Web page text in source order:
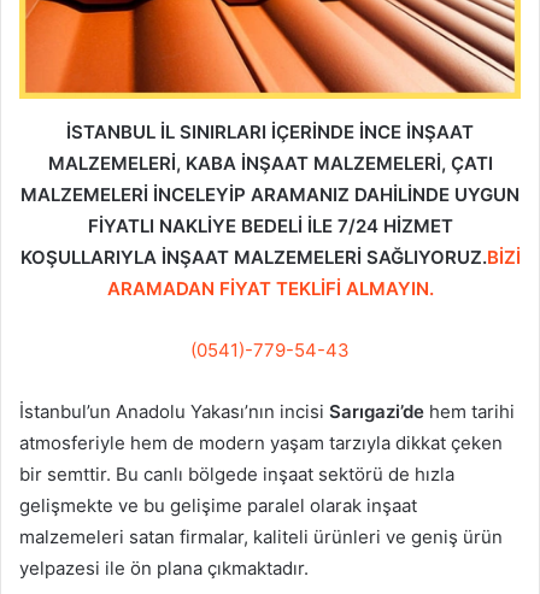
İSTANBUL İL SINIRLARI İÇERİNDE İNCE İNŞAAT
MALZEMELERİ, KABA İNŞAAT MALZEMELERİ, ÇATI
MALZEMELERİ İNCELEYİP ARAMANIZ DAHİLİNDE UYGUN
FİYATLI NAKLİYE BEDELİ İLE 7/24 HİZMET
KOŞULLARIYLA İNŞAAT MALZEMELERİ SAĞLIYORUZ.BİZİ
ARAMADAN FİYAT TEKLİFİ ALMAYIN.
(0541)-779-54-43
İstanbul’un Anadolu Yakası’nın incisi Sarıgazi’de hem tarihi
atmosferiyle hem de modern yaşam tarzıyla dikkat çeken
bir semttir. Bu canlı bölgede inşaat sektörü de hızla
gelişmekte ve bu gelişime paralel olarak inşaat
malzemeleri satan firmalar, kaliteli ürünleri ve geniş ürün
yelpazesi ile ön plana çıkmaktadır.